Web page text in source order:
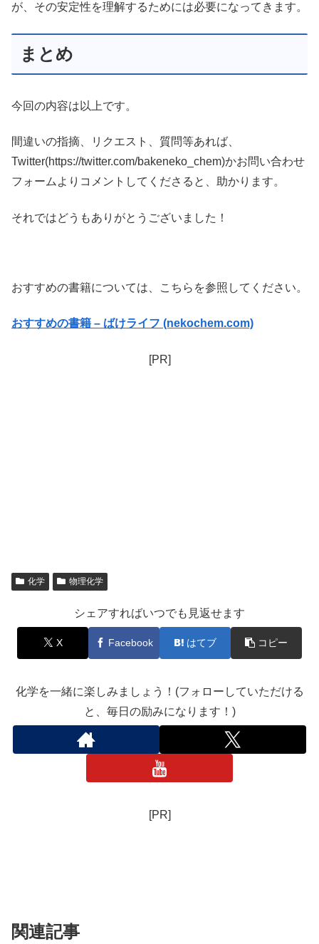
が、その安定性を理解するためには必要になってきます。
まとめ
今回の内容は以上です。
間違いの指摘、リクエスト、質問等あれば、
Twitter(https://twitter.com/bakeneko_chem)かお問い合わせ
フォームよりコメントしてくださると、助かります。
それではどうもありがとうございました！
おすすめの書籍については、こちらを参照してください。
おすすめの書籍 – ばけライフ (nekochem.com)
[PR]
化学 物理化学
シェアすればいつでも見返せます
X Facebook はてブ コピー
化学を一緒に楽しみましょう！(フォローしていただける
と、毎日の励みになります！)
[PR]
関連記事